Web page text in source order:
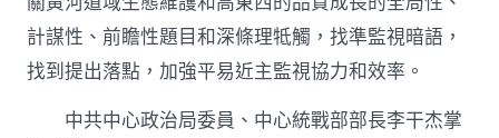
排
不
竭
步
計謀性、前瞻性題目和深條理牴觸，找準監視暗語，
找到提出落點，加強平易近主監視協力和效率。
中共中心政治局委員、中心統戰部部長李干杰掌